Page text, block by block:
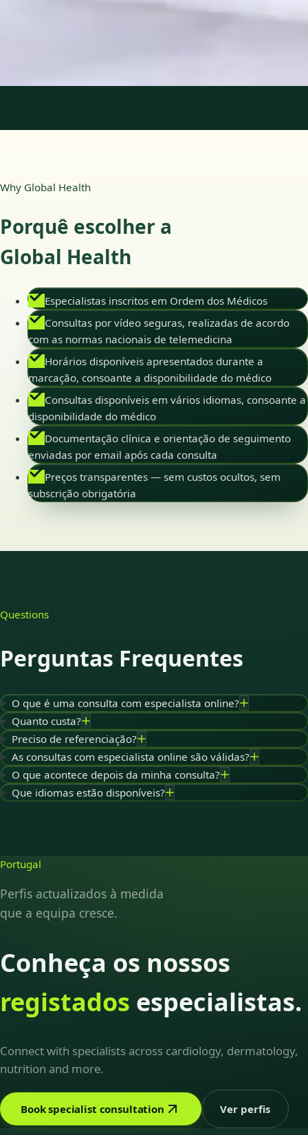
Why Global Health
Porquê escolher a
Global Health
Especialistas inscritos em Ordem dos Médicos
Consultas por vídeo seguras, realizadas de acordo
com as normas nacionais de telemedicina
Horários disponíveis apresentados durante a
marcação, consoante a disponibilidade do médico
Consultas disponíveis em vários idiomas, consoante a
disponibilidade do médico
Documentação clínica e orientação de seguimento
enviadas por email após cada consulta
Preços transparentes — sem custos ocultos, sem
subscrição obrigatória
Questions
Perguntas Frequentes
O que é uma consulta com especialista online?
Quanto custa?
Preciso de referenciação?
As consultas com especialista online são válidas?
O que acontece depois da minha consulta?
Que idiomas estão disponíveis?
Portugal
Perfis actualizados à medida
que a equipa cresce.
Conheça os nossos
registados especialistas.
Connect with specialists across cardiology, dermatology,
nutrition and more.
Book specialist consultation Ver perfis